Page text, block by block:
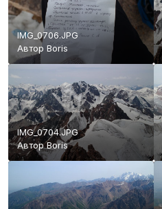
IMG_0706.JPG
Автор Boris
IMG_0704.JPG
АвторBoris